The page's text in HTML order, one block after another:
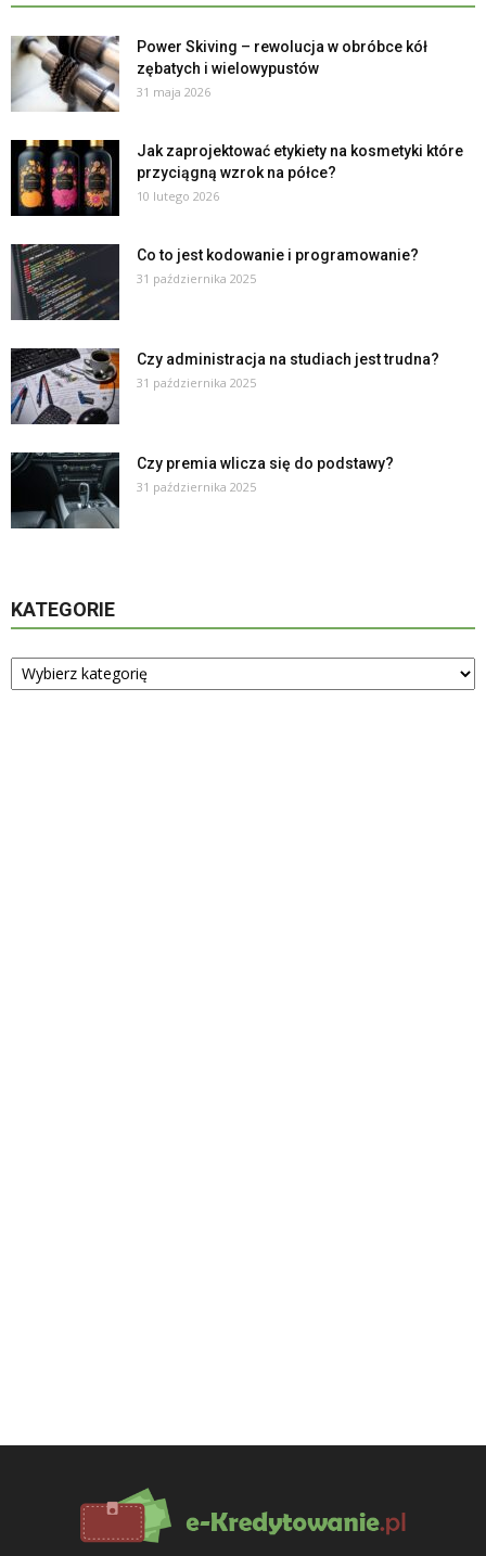
Power Skiving – rewolucja w obróbce kół
zębatych i wielowypustów
31 maja 2026
Jak zaprojektować etykiety na kosmetyki które
przyciągną wzrok na półce?
10 lutego 2026
Co to jest kodowanie i programowanie?
31 października 2025
Czy administracja na studiach jest trudna?
31 października 2025
Czy premia wlicza się do podstawy?
31 października 2025
KATEGORIE
Kategorie